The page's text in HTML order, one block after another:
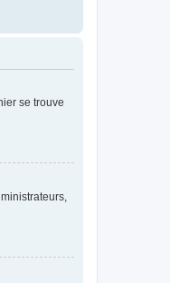
se trouve